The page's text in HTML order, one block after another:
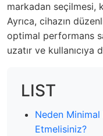
markadan seçilmesi,
Ayrıca, cihazın
optimal performans
uzatır ve
LIST
Neden
Etmelisiniz?